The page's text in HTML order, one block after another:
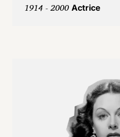
1914 - 2000 Actrice